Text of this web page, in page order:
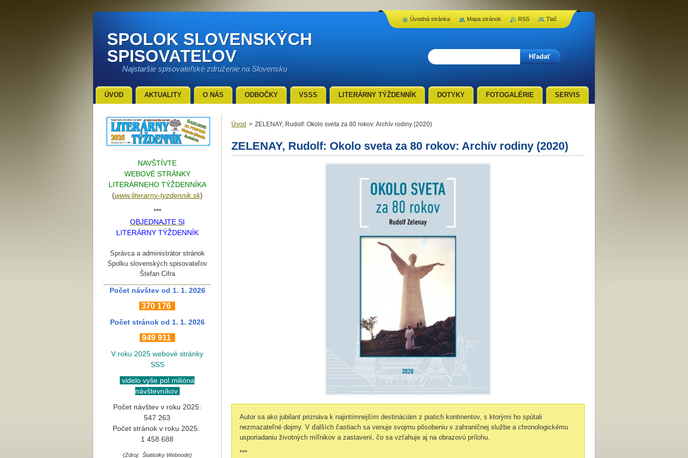
SPOLOK SLOVENSKÝCH
SPISOVATEĽOV
Najstaršie spisovateľské združenie na Slovensku
Úvod > ZELENAY, Rudolf: Okolo sveta za 80 rokov: Archív rodiny (2020)
ZELENAY, Rudolf: Okolo sveta za 80 rokov: Archív rodiny (2020)
Autor sa ako jubilant priznáva k najintímnejším destináciám z piatich kontinentov, s ktorými ho spútali
nezmazateľné dojmy. V ďalších častiach sa venuje svojmu pôsobeniu v zahraničnej službe a chronologickému
usporiadaniu životných míľnikov a zastavení, čo sa vzťahuje aj na obrazovú prílohu.
***
NAVŠTÍVTE
WEBOVÉ STRÁNKY
LITERÁRNEHO TÝŽDENNÍKA
(www.literarny-tyzdennik.sk)
***
OBJEDNAJTE SI
LITERÁRNY TÝŽDENNÍK
Správca a administrátor stránok
Spolku slovenských spisovateľov
Štefan Cifra
Počet návštev od 1. 1. 2026
370 176
Počet stránok od 1. 1. 2026
949 911
V roku 2025 webové stránky
SSS
videlo vyše pol milióna
návštevníkov
Počet návštev v roku 2025:
547 263
Počet stránok v roku 2025:
1 458 688
(Zdroj: Štatistiky Webnode)
ÚVOD AKTUALITY O NÁS ODBOČKY VSSS LITERÁRNY TÝŽDENNÍK DOTYKY FOTOGALÉRIE SERVIS
Úvodná stránka Mapa stránok RSS Tlač